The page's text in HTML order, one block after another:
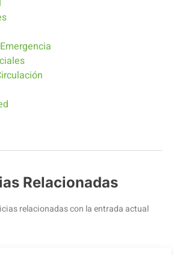
Relacionadas
relacionadas con la entrada actual